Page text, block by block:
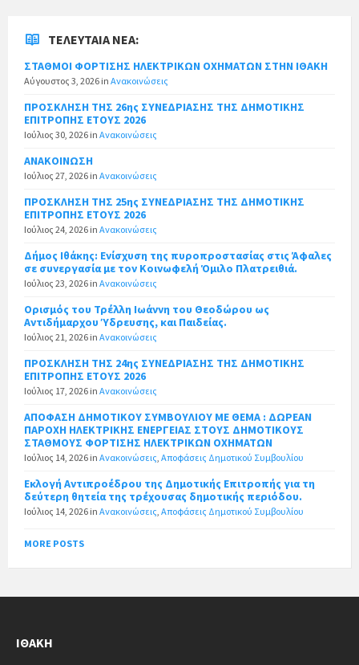
ΤΕΛΕΥΤΑΊΑ ΝΈΑ:
ΣΤΑΘΜΟΙ ΦΟΡΤΙΣΗΣ ΗΛΕΚΤΡΙΚΩΝ ΟΧΗΜΑΤΩΝ ΣΤΗΝ ΙΘΑΚΗ
Αύγουστος 3, 2026 in Ανακοινώσεις
ΠΡΟΣΚΛΗΣΗ ΤΗΣ 26ης ΣΥΝΕΔΡΙΑΣΗΣ ΤΗΣ ΔΗΜΟΤΙΚΗΣ
ΕΠΙΤΡΟΠΗΣ ΕΤΟΥΣ 2026
Ιούλιος 30, 2026 in Ανακοινώσεις
ΑΝΑΚΟΙΝΩΣΗ
Ιούλιος 27, 2026 in Ανακοινώσεις
ΠΡΟΣΚΛΗΣΗ ΤΗΣ 25ης ΣΥΝΕΔΡΙΑΣΗΣ ΤΗΣ ΔΗΜΟΤΙΚΗΣ
ΕΠΙΤΡΟΠΗΣ ΕΤΟΥΣ 2026
Ιούλιος 24, 2026 in Ανακοινώσεις
Δήμος Ιθάκης: Ενίσχυση της πυροπροστασίας στις Άφαλες
σε συνεργασία με τον Κοινωφελή Όμιλο Πλατρειθιά.
Ιούλιος 23, 2026 in Ανακοινώσεις
Ορισμός του Τρέλλη Ιωάννη του Θεοδώρου ως
Αντιδήμαρχου Ύδρευσης, και Παιδείας.
Ιούλιος 21, 2026 in Ανακοινώσεις
ΠΡΟΣΚΛΗΣΗ ΤΗΣ 24ης ΣΥΝΕΔΡΙΑΣΗΣ ΤΗΣ ΔΗΜΟΤΙΚΗΣ
ΕΠΙΤΡΟΠΗΣ ΕΤΟΥΣ 2026
Ιούλιος 17, 2026 in Ανακοινώσεις
ΑΠΟΦΑΣΗ ΔΗΜΟΤΙΚΟΥ ΣΥΜΒΟΥΛΙΟΥ ΜΕ ΘΕΜΑ : ΔΩΡΕΑΝ
ΠΑΡΟΧΗ ΗΛΕΚΤΡΙΚΗΣ ΕΝΕΡΓΕΙΑΣ ΣΤΟΥΣ ΔΗΜΟΤΙΚΟΥΣ
ΣΤΑΘΜΟΥΣ ΦΟΡΤΙΣΗΣ ΗΛΕΚΤΡΙΚΩΝ ΟΧΗΜΑΤΩΝ
Ιούλιος 14, 2026 in Ανακοινώσεις Αποφάσεις Δημοτικού Συμβουλίου
Εκλογή Αντιπροέδρου της Δημοτικής Επιτροπής για τη
δεύτερη θητεία της τρέχουσας δημοτικής περιόδου.
Ιούλιος 14, 2026 in Ανακοινώσεις Αποφάσεις Δημοτικού Συμβουλίου
MORE POSTS
ΙΘΆΚΗ